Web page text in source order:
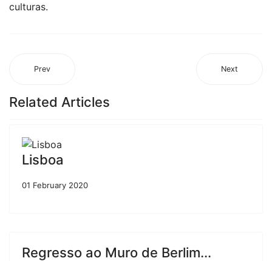
culturas.
Prev Next
Related Articles
Lisboa
01 February 2020
Regresso ao Muro de Berlim...